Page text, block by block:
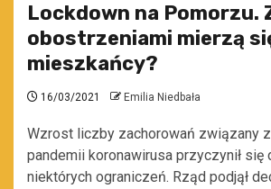
Lockdown na Pomorzu.
obostrzeniami mierzą
mieszkańcy?
16/03/2021 Emilia Niedbała
Wzrost liczby zachorowań związany
pandemii koronawirusa przyczynił się
niektórych ograniczeń. Rząd podjął